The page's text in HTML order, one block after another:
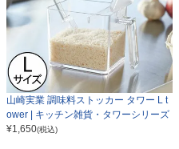
山崎実業 調味料ストッカー タワー L t
ower | キッチン雑貨・タワーシリーズ
¥1,650(税込)